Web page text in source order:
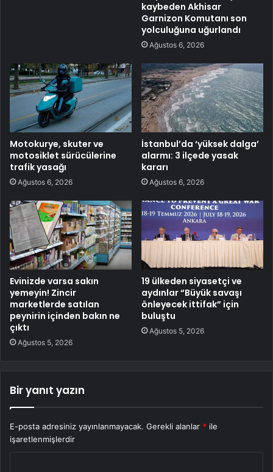
kaybeden Akhisar
Garnizon Komutanı son
yolculuğuna uğurlandı
Ağustos 6, 2026
Motokurye, skuter ve
motosiklet sürücülerine
trafik yasağı
Ağustos 6, 2026
İstanbul’da ‘yüksek dalga’
alarmı: 3 ilçede yasak
kararı
Ağustos 6, 2026
Evinizde varsa sakın
yemeyin! Zincir
marketlerde satılan
peynirin içinden bakın ne
çıktı
Ağustos 5, 2026
19 ülkeden siyasetçi ve
aydınlar “Büyük savaşı
önleyecek ittifak” için
buluştu
Ağustos 5, 2026
Bir yanıt yazın
E-posta adresiniz yayınlanmayacak. Gerekli alanlar * ile
işaretlenmişlerdir